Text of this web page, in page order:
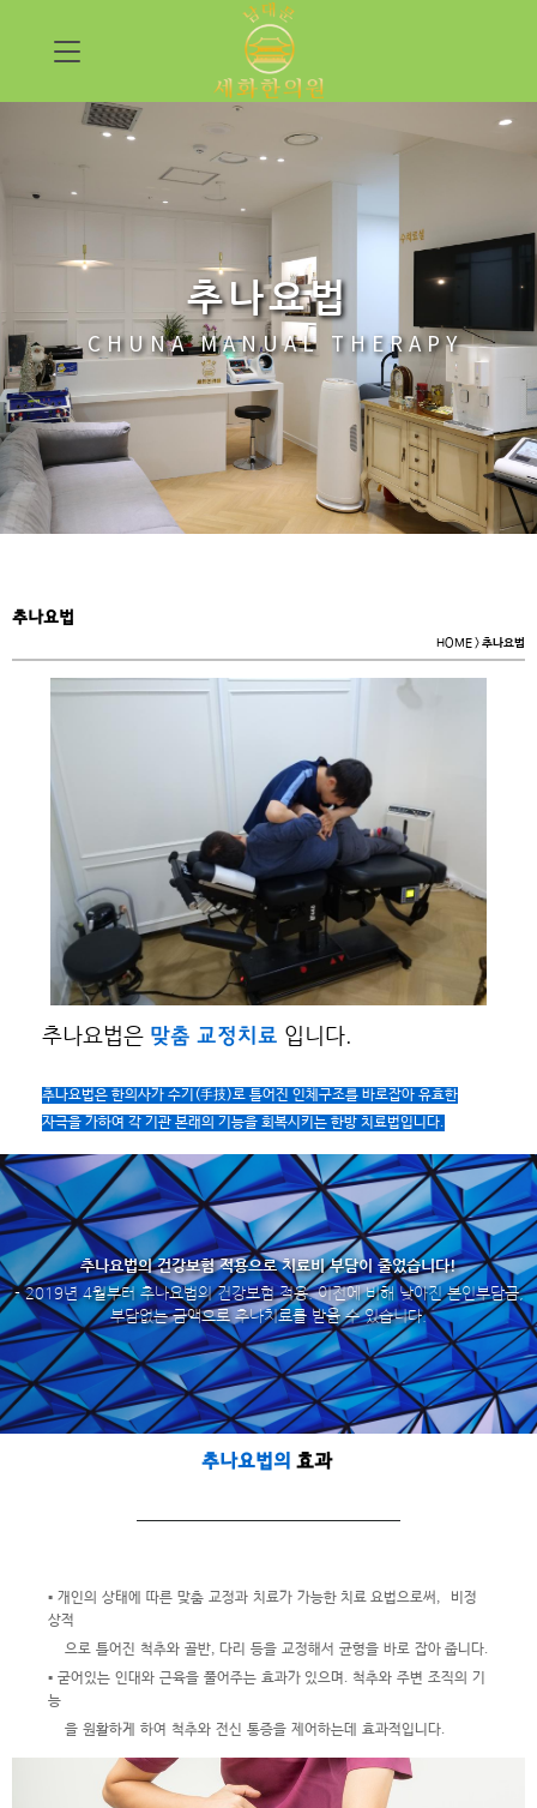
추나요법
CHUNA MANUAL THERAPY
추나요법
HOME >추나요법
추나요법은 맞춤 교정치료 입니다.
추나요법은 한의사가 수기(手技)로 틀어진 인체구조를 바로잡아 유효한
자극을 가하여 각 기관 본래의 기능을 회복시키는 한방 치료법입니다.
추나요법의 건강보험 적용으로 치료비 부담이 줄었습니다!
- 2019년 4월부터 추나요법의 건강보험 적용. 이전에 비해 낮아진 본인부담금,
부담없는 금액으로 추나치료를 받을 수 있습니다.
추나요법의 효과
▪ 개인의 상태에 따른 맞춤 교정과 치료가 가능한 치료 요법으로써, 비정
상적
으로 틀어진 척추와 골반, 다리 등을 교정해서 균형을 바로 잡아 줍니다.
▪ 굳어있는 인대와 근육을 풀어주는 효과가 있으며. 척추와 주변 조직의 기
능
을 원활하게 하여 척추와 전신 통증을 제어하는데 효과적입니다.